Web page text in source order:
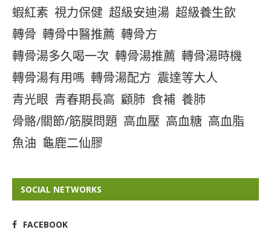
蝦紅素 視力保健 超級安迪湯 超級養生飲
轉骨 轉骨中醫推薦 轉骨方
轉骨湯多久喝一次 轉骨湯推薦 轉骨湯時機
轉骨湯有用嗎 轉骨湯配方 震達等大人
青光眼 青春期長高 顧肺 食補 養肺
骨骼/關節/筋膜問題 高血壓 高血糖 高血脂
魚油 龜鹿二仙膠
SOCIAL NETWORKS
FACEBOOK